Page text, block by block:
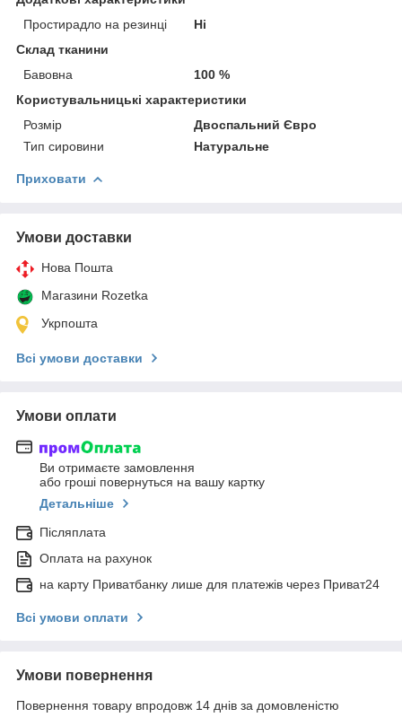
Простирадло на резинці
Ні
Склад тканини
Бавовна
100 %
Користувальницькі характеристики
Розмір
Двоспальний Євро
Тип сировини
Натуральне
Приховати
Умови доставки
Нова Пошта
Магазини Rozetka
Укрпошта
Всі умови доставки
Умови оплати
Ви отримаєте замовлення
або гроші повернуться на вашу картку
Детальніше
Післяплата
Оплата на рахунок
на карту Приватбанку лише для платежів через Приват24
Всі умови оплати
Умови повернення
Повернення товару впродовж 14 днів за домовленістю